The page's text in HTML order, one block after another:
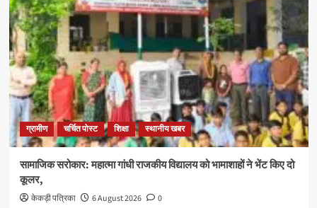
ग्रामीण चर्चित पोस्ट शिक्षा स्थानीय खबर
सामाजिक सरोकार: महात्मा गांधी राजकीय विद्यालय को भामाशाहों ने भेंट किए दो
कूलर,
केकड़ी पत्रिका 6 August 2026 0